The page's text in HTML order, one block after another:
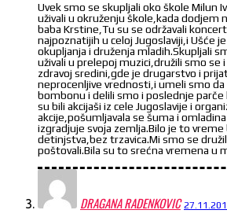
Uvek smo se skupljali oko škole Milun
uživali u okruženju škole,kada dodjem
baba Krstine,Tu su se održavali
najpoznatijih u celoj Jugoslaviji,i Ušće
okupljanja i druženja mladih.Skupljali
uživali u prelepoj muzici,družili smo se
zdravoj sredini,gde je drugarstvo i
neprocenljive vrednosti,i umeli smo
bombonu i delili smo i poslednje parče
su bili akcijaši iz cele Jugoslavije i
akcije,pošumljavala se šuma i
izgradjuje svoja zemlja.Bilo je to
detinjstva,bez trzavica.Mi smo se
poštovali.Bila su to srećna vremena u
DRAGANA RADENKOVIC